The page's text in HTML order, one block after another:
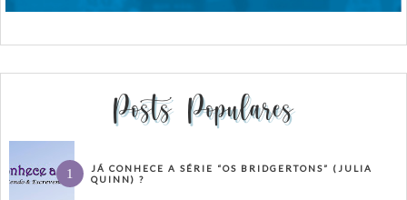
Posts Populares
JÁ CONHECE A SÉRIE “OS BRIDGERTONS” (JULIA
QUINN) ?